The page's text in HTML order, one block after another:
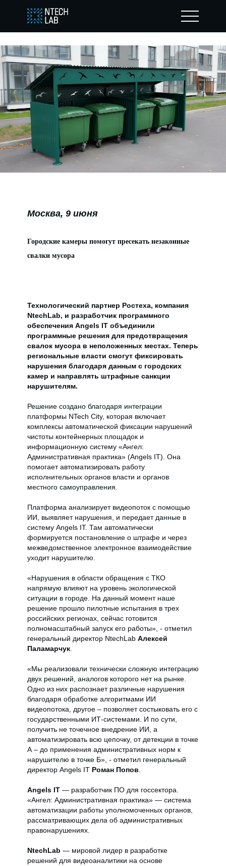
Москва, 9 июня
Городские камеры помогут пресекать незаконные
свалки мусора
Технологический партнер Ростеха, компания
NtechLab, и разработчик программного
обеспечения Angels IT объединили
программные решения для предотвращения
свалок мусора в неположенных местах. Теперь
региональные власти смогут фиксировать
нарушения благодаря данным с городских
камер и направлять штрафные санкции
нарушителям.
Решение создано благодаря интеграции
платформы NTech City, которая включает
комплексы автоматической фиксации нарушений
чистоты контейнерных площадок и
информационную систему «Ангел:
Административная практика» (Angels IT). Она
помогает автоматизировать работу
исполнительных органов власти и органов
местного самоуправления.
Платформа анализирует видеопоток с помощью
ИИ, выявляет нарушения, и передает данные в
систему Angels IT. Там автоматически
формируется постановление о штрафе и через
межведомственное электронное взаимодействие
уходит нарушителю.
«Нарушения в области обращения с ТКО
напрямую влияют на уровень экологической
ситуации в городе. На данный момент наше
решение прошло пилотные испытания в трех
российских регионах, сейчас готовится
полномасштабный запуск его работы», - отметил
генеральный директор NtechLab Алексей
Паламарчук
«Мы реализовали технически сложную интеграцию
двух решений, аналогов которого нет на рынке.
Одно из них распознает различные нарушения
благодаря обработке алгоритмами ИИ
видеопотока, другое – позволяет состыковать его с
государственными ИТ-системами. И по сути,
получить не точечное внедрение ИИ, а
автоматизировать всю цепочку, от детекции в точке
А – до применения административных норм к
нарушителю в точке Б», - отметил генеральный
директор Angels IT Роман Попов
Angels IT — разработчик ПО для госсектора.
«Ангел: Административная практика» — система
автоматизации работы уполномоченных органов,
рассматривающих дела об административных
правонарушениях.
NtechLab — мировой лидер в разработке
решений для видеоаналитики на основе